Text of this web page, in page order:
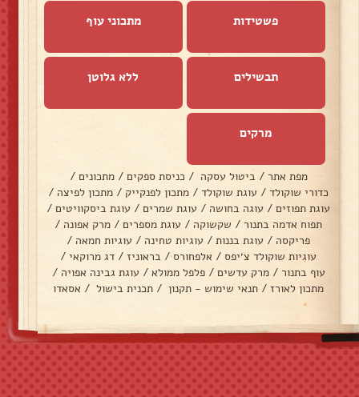
פשטידות מתכוני עוף
תבשילים ללא גלוטן
מרקים
מפת אתר / ביטול עסקה / כניסת ספקים / מתכונים /
כדורי שוקולד / עוגת שוקולד / מתכון לפנקייק / מתכון לפיצה /
עוגת תפוזים / עוגה בחושה / עוגת שמרים / עוגת ביסקוויטים /
תפוח אדמה בתנור / שקשוקה / עוגת מספרים / מרק אפונה /
פריקסה / עוגת בננות / עוגיות טחינה / עוגיות חמאה /
עוגיות שוקולד צ׳יפס / אלפחורס/ בראוניז / דג מרוקאי /
עוף בתנור / מרק עדשים / פלפל ממולא / עוגת גבינה אפויה /
מתכון לאורז / תנאי שימוש - תקנון / תכנית בישול / אסאדו